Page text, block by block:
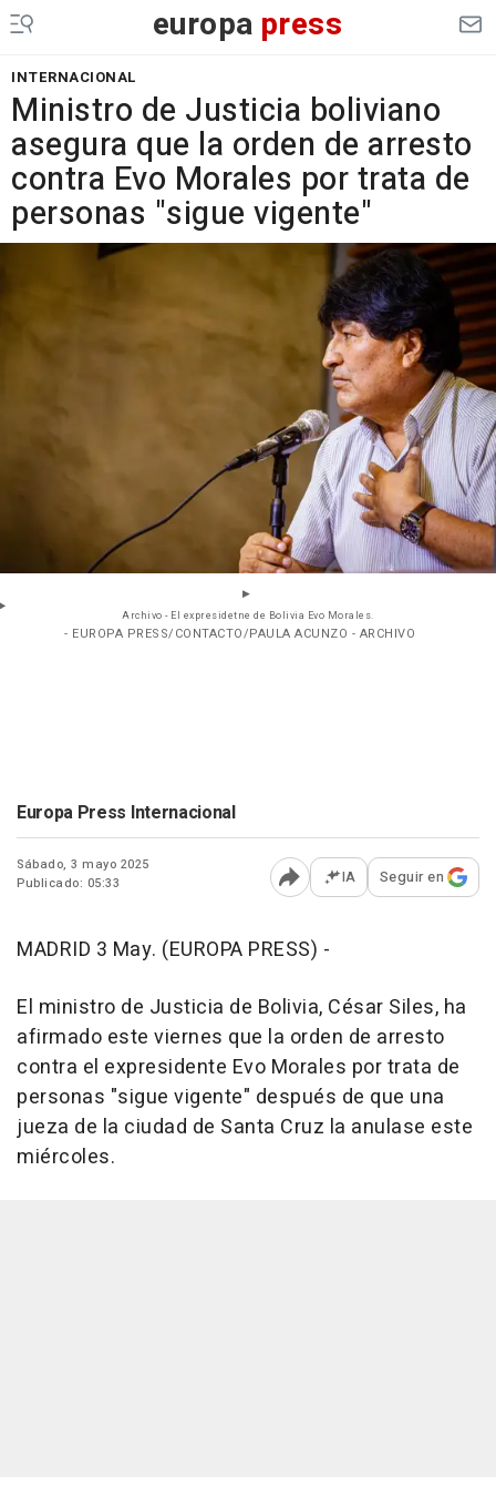
europa press
INTERNACIONAL
Ministro de Justicia boliviano
asegura que la orden de arresto
contra Evo Morales por trata de
personas "sigue vigente"
Archivo - El expresidetne de Bolivia Evo Morales.
- EUROPA PRESS/CONTACTO/PAULA ACUNZO - ARCHIVO
Europa Press Internacional
Sábado, 3 mayo 2025
Publicado: 05:33
Abrir opciones para
IA Seguir en
MADRID 3 May. (EUROPA PRESS) -
El ministro de Justicia de Bolivia, César Siles, ha
afirmado este viernes que la orden de arresto
contra el expresidente Evo Morales por trata de
personas "sigue vigente" después de que una
jueza de la ciudad de Santa Cruz la anulase este
miércoles.